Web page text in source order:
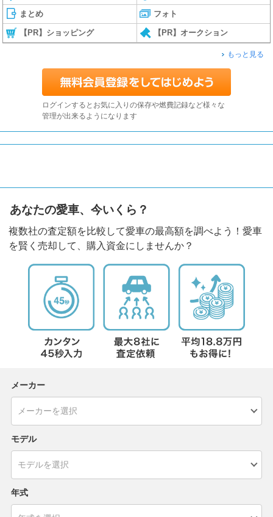
まとめ フォト
【PR】ショッピング 【PR】オークション
もっと見る
ログインするとお気に入りの保存や燃費記録など様々な
管理が出来るようになります
あなたの愛車、今いくら？
複数社の査定額を比較して愛車の最高額を調べよう！愛車
を賢く売却して、購入資金にしませんか？
メーカー
モデル
年式